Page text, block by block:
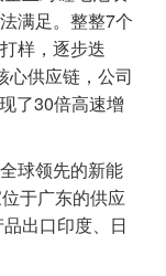
满足。整整7个
样，逐步迭
心供应链，公司
了30倍高速增
球领先的新能
于广东的供应
出口印度、日